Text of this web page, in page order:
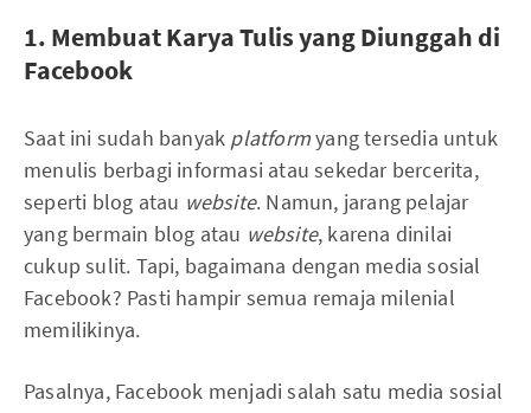
1. Membuat Karya Tulis yang Diunggah di
Facebook
Saat ini sudah banyak platformyang tersedia untuk
menulis berbagi informasi atau sekedar bercerita,
seperti blog atau website. Namun, jarang pelajar
yang bermain blog atau website, karena dinilai
cukup sulit. Tapi, bagaimana dengan media sosial
Facebook? Pasti hampir semua remaja milenial
memilikinya.
Pasalnya, Facebook menjadi salah satu media sosial